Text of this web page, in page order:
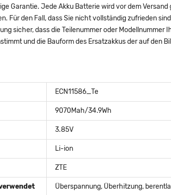
Garantie. Jede Akku Batterie wird vor dem
Für den Fall, dass Sie nicht vollständig zufrieden
sicher, dass die Teilenummer oder Modellnummer
und die Bauform des Ersatzakkus der auf den
ECN11586_Te
9070Mah/34.9Wh
3.85V
Li-ion
ZTE
Überspannung, Überhitzung,